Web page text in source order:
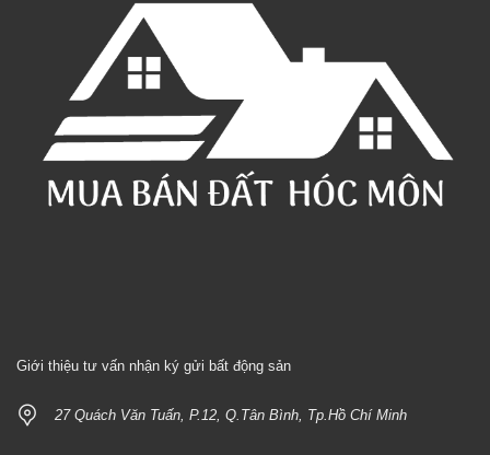
Giới thiệu tư vấn nhận ký gửi bất động sản
27 Quách Văn Tuấn, P.12, Q.Tân Bình, Tp.Hồ Chí Minh